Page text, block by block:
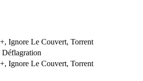
Ignore Le Couvert, Torrent
Déflagration
Ignore Le Couvert, Torrent